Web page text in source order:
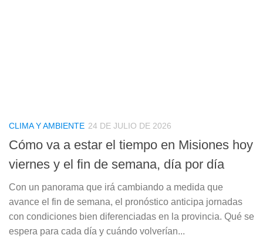
CLIMA Y AMBIENTE 24 DE JULIO DE 2026
Cómo va a estar el tiempo en Misiones hoy
viernes y el fin de semana, día por día
Con un panorama que irá cambiando a medida que
avance el fin de semana, el pronóstico anticipa jornadas
con condiciones bien diferenciadas en la provincia. Qué se
espera para cada día y cuándo volverían...